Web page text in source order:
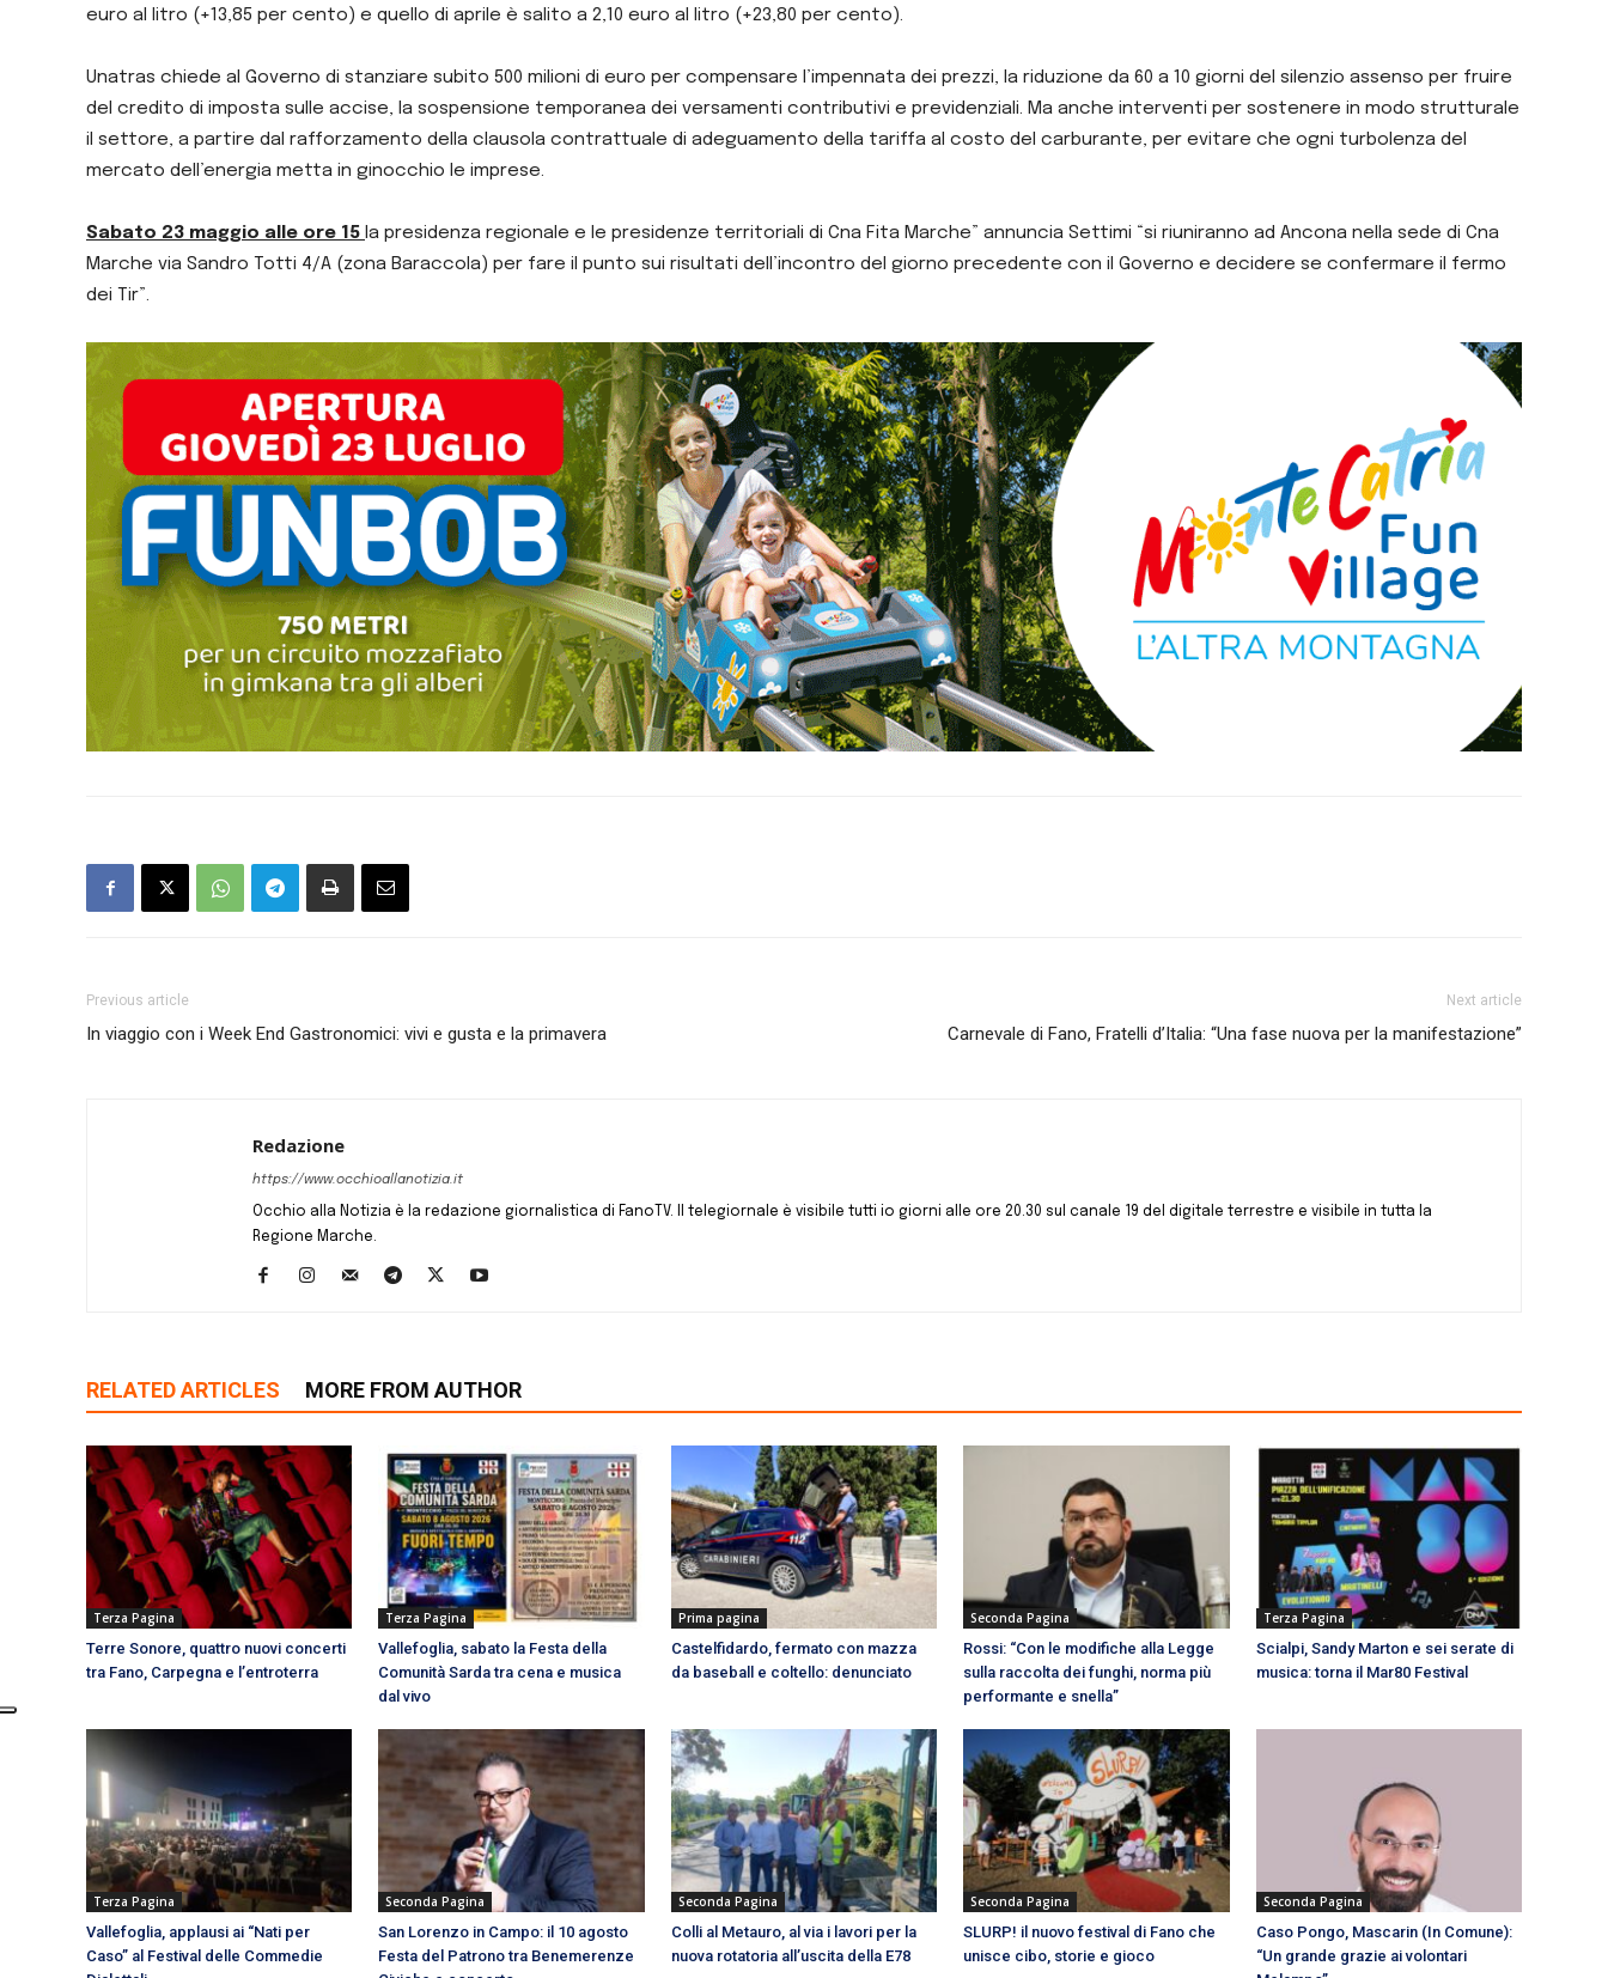
euro al litro (+13,85 per cento) e quello di aprile è salito a 2,10 euro al litro (+23,80 per cento).
Unatras chiede al Governo di stanziare subito 500 milioni di euro per compensare l’impennata dei prezzi, la riduzione da 60 a 10 giorni del silenzio assenso per fruire
del credito di imposta sulle accise, la sospensione temporanea dei versamenti contributivi e previdenziali. Ma anche interventi per sostenere in modo strutturale
il settore, a partire dal rafforzamento della clausola contrattuale di adeguamento della tariffa al costo del carburante, per evitare che ogni turbolenza del
mercato dell’energia metta in ginocchio le imprese.
Sabato 23 maggio alle ore 15 la presidenza regionale e le presidenze territoriali di Cna Fita Marche” annuncia Settimi “si riuniranno ad Ancona nella sede di Cna
Marche via Sandro Totti 4/A (zona Baraccola) per fare il punto sui risultati dell’incontro del giorno precedente con il Governo e decidere se confermare il fermo
dei Tir”.
Previous article
In viaggio con i Week End Gastronomici: vivi e gusta e la primavera
Next article
Carnevale di Fano, Fratelli d’Italia: “Una fase nuova per la manifestazione”
Redazione
https://www.occhioallanotizia.it
Occhio alla Notizia è la redazione giornalistica di FanoTV. Il telegiornale è visibile tutti io giorni alle ore 20.30 sul canale 19 del digitale terrestre e visibile in tutta la
Regione Marche.
RELATED ARTICLES MORE FROM AUTHOR
Terza Pagina
Terre Sonore, quattro nuovi concerti
tra Fano, Carpegna e l’entroterra
Terza Pagina
Vallefoglia, sabato la Festa della
Comunità Sarda tra cena e musica
dal vivo
Prima pagina
Castelfidardo, fermato con mazza
da baseball e coltello: denunciato
Seconda Pagina
Rossi: “Con le modifiche alla Legge
sulla raccolta dei funghi, norma più
performante e snella”
Terza Pagina
Scialpi, Sandy Marton e sei serate di
musica: torna il Mar80 Festival
Terza Pagina
Vallefoglia, applausi ai “Nati per
Caso” al Festival delle Commedie
Seconda Pagina
San Lorenzo in Campo: il 10 agosto
Festa del Patrono tra Benemerenze
Seconda Pagina
Colli al Metauro, al via i lavori per la
nuova rotatoria all’uscita della E78
Seconda Pagina
SLURP! il nuovo festival di Fano che
unisce cibo, storie e gioco
Seconda Pagina
Caso Pongo, Mascarin (In Comune):
“Un grande grazie ai volontari